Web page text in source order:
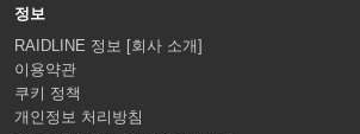
정보
RAIDLINE 정보 [회사 소개]
이용약관
쿠키 정책
개인정보 처리방침